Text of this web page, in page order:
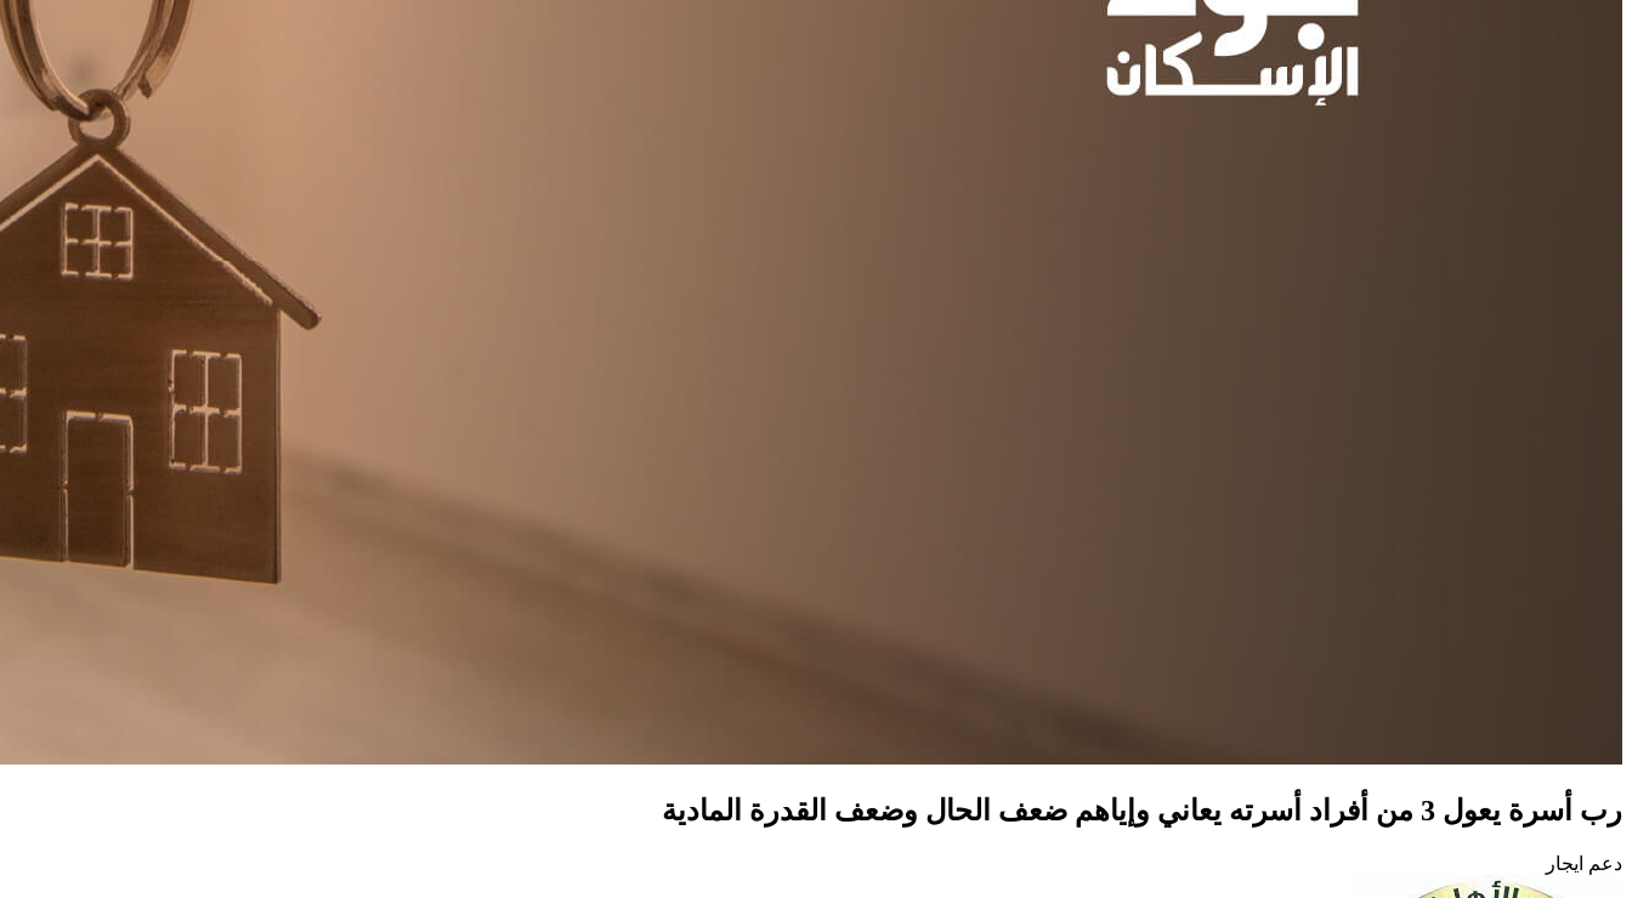
رب أسرة يعول 3 من أفراد أسرته يعاني وإياهم ضعف الحال وضعف القدرة المادية
دعم ايجار